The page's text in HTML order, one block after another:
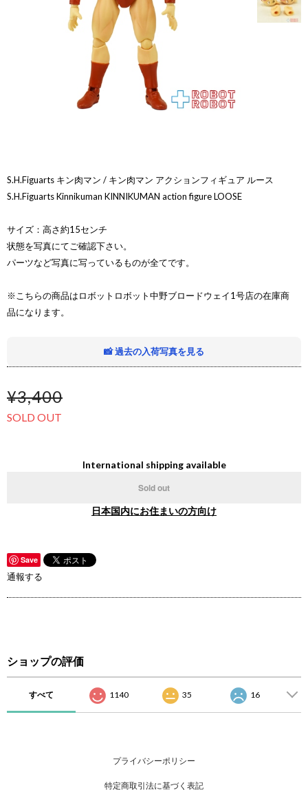
S.H.Figuarts キン肉マン / キン肉マン アクションフィギュア ルース
S.H.Figuarts Kinnikuman KINNIKUMAN action figure LOOSE
サイズ：高さ約15センチ
状態を写真にてご確認下さい。
パーツなど写真に写っているものが全てです。
※こちらの商品はロボットロボット中野ブロードウェイ1号店の在庫商
品になります。
📸 過去の入荷写真を見る
¥3,400
SOLD OUT
International shipping available
Sold out
日本国内にお住まいの方向け
Save
通報する
ショップの評価
すべて 1140 35 16
プライバシーポリシー
特定商取引法に基づく表記